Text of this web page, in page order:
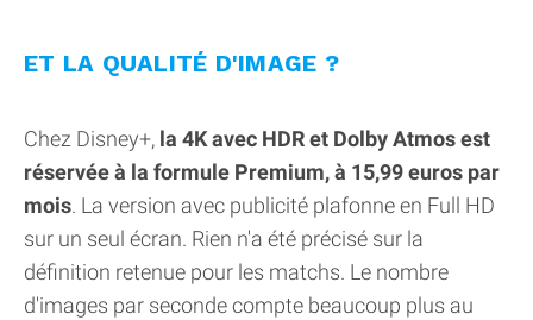
ET LA QUALITÉ D'IMAGE ?
Chez Disney+, la 4K avec HDR et Dolby Atmos est
réservée à la formule Premium, à 15,99 euros par
mois. La version avec publicité plafonne en Full HD
sur un seul écran. Rien n'a été précisé sur la
définition retenue pour les matchs. Le nombre
d'images par seconde compte beaucoup plus au